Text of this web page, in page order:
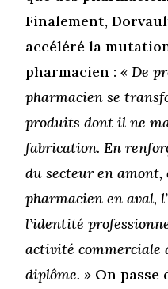
Finalement,
accéléré la
pharmacien :« De
pharmacien se
produits dont il ne
fabrication. En
du secteur en amont,
pharmacien en aval,
l’identité
activité commerciale
diplôme. » On passe